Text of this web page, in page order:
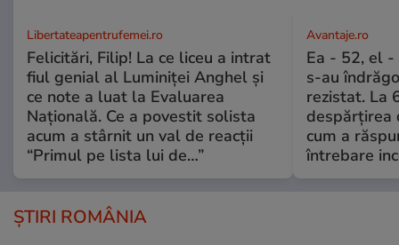
Libertateapentrufemei.ro
Felicitări, Filip! La ce liceu a intrat
fiul genial al Luminiței Anghel și
ce note a luat la Evaluarea
Națională. Ce a povestit solista
acum a stârnit un val de reacții
“Primul pe lista lui de…”
Avantaje.ro
Ea - 52, el -
s-au
rezistat. La
despărțirea
cum a
întrebare
ȘTIRI ROMÂNIA